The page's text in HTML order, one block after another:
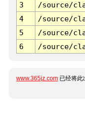
3 /source/
4
/source/
5
/source/
6
/source/
www.365jz.com 已经将此